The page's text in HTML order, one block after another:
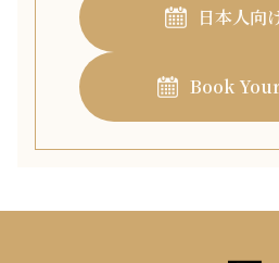
日本人向
Book